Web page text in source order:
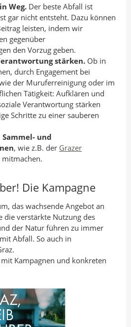
Weg. Der beste Abfall ist
gar nicht entsteht. Dazu können
leisten, indem wir
gegenüber
den Vorzug geben.
stärken. Ob in
durch Engagement bei
der Muruferreinigung oder im
Tätigkeit: Aufklären und
Verantwortung stärken
Schritte zu einer sauberen
Sammel- und
, wie z.B. der Grazer
mitmachen.
Die Kampagne
das wachsende Angebot an
die verstärkte Nutzung des
der Natur führen zu immer
Abfall. So auch in
Kampagnen und konkreten